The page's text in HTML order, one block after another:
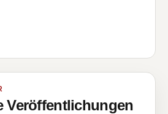
Veröffentlichungen